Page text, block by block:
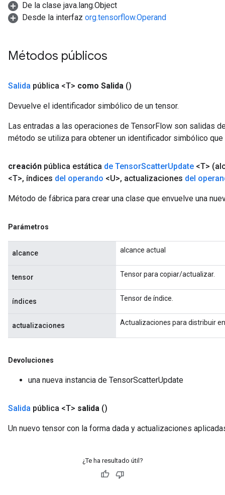
De la clase java.lang.Object
Desde la interfaz org.tensorflow.Operand
Métodos públicos
Salida pública <T> como Salida ()
Devuelve el identificador simbólico de un tensor.
Las entradas a las operaciones de TensorFlow son salidas
método se utiliza para obtener un identificador simbólico
creación pública estática de TensorScatterUpdate <T>
<T>, índices del operando <U>, actualizaciones del
Método de fábrica para crear una clase que envuelve una
Parámetros
alcance alcance actual
tensor Tensor para copiar/actualizar.
índices Tensor de índice.
actualizaciones Actualizaciones para distribuir
Devoluciones
una nueva instancia de TensorScatterUpdate
Salida pública <T> salida ()
Un nuevo tensor con la forma dada y actualizaciones
¿Te ha resultado útil?